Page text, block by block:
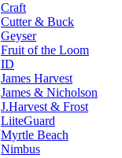
Craft
Cutter & Buck
Geyser
Fruit of the Loom
ID
James Harvest
James & Nicholson
J.Harvest & Frost
LiiteGuard
Myrtle Beach
Nimbus